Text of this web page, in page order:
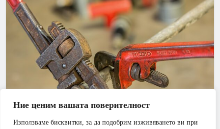
Ние ценим вашата поверителност
Използваме бисквитки, за да подобрим изживяването ви при
АПАРТАМЕНТ БАНЯ